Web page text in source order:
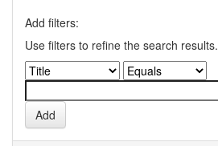
Add filters:
Use filters to refine the search results.